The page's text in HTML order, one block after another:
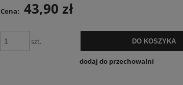
Cena: 43,90 zł
szt. DO KOSZYKA
dodaj do przechowalni